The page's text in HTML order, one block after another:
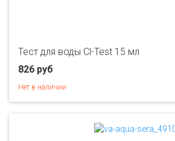
Тест для воды Cl-Test 15 мл
826 руб
Нет в наличии